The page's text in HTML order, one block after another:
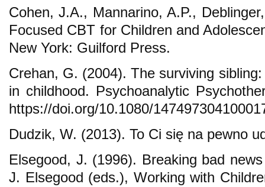
Cohen, J.A., Mannarino, A.P.,
Focused CBT for Children and
New York: Guilford Press.
Crehan, G. (2004). The surviving
in childhood. Psychoanalytic
https://doi.org/10.1080/
Dudzik, W. (2013). To Ci się na pewno
Elsegood, J. (1996). Breaking bad
J. Elsegood (eds.), Working with